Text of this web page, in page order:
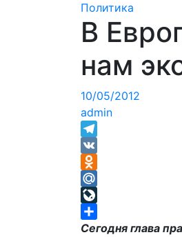
Политика
В
нам
10/05/2012
admin
Telegram
VK
Odnoklassniki
Mail.Ru
LiveJournal
Отправить
Сегодня глава